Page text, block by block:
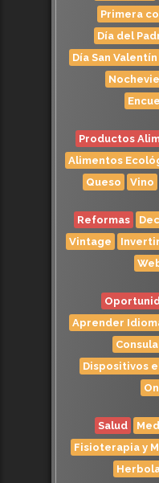
Primera
Día del
Día San Valentín
Productos
Alimentos
Queso
Vino
Reformas
Vintage
Aprender
Dispositivos
Salud
Fisioterapia y